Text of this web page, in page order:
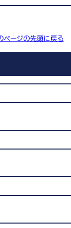
ページの先頭に戻る